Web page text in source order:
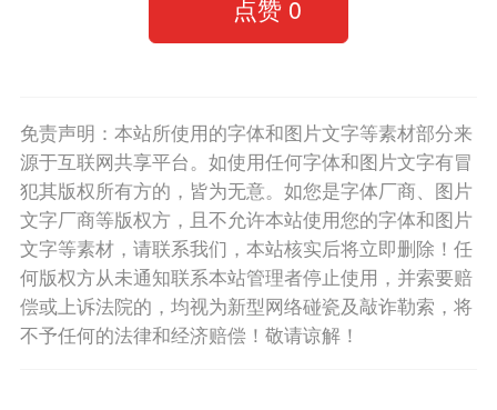
点赞 0
免责声明：本站所使用的字体和图片文字等素材部分来
源于互联网共享平台。如使用任何字体和图片文字有冒
犯其版权所有方的，皆为无意。如您是字体厂商、图片
文字厂商等版权方，且不允许本站使用您的字体和图片
文字等素材，请联系我们，本站核实后将立即删除！任
何版权方从未通知联系本站管理者停止使用，并索要赔
偿或上诉法院的，均视为新型网络碰瓷及敲诈勒索，将
不予任何的法律和经济赔偿！敬请谅解！